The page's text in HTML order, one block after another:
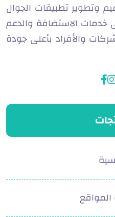
وتطوير تطبيقات الجوال
خدمات الاستضافة والدعم
والأفراد بأعلى جودة
instagram